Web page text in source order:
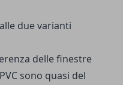
due varianti
delle finestre
sono quasi del